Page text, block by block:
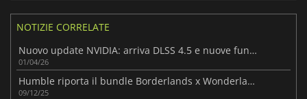
NOTIZIE CORRELATE
Nuovo update NVIDIA: arriva DLSS 4.5 e nuove funzionalità
01/04/26
Humble riporta il bundle Borderlands x Wonderlands per 3 giorni
09/12/25